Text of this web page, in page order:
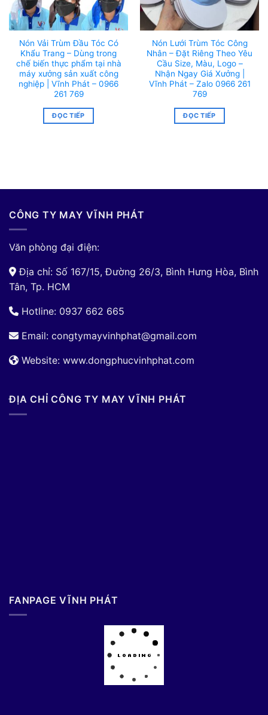
Nón Vải Trùm Đầu Tóc Có
Khẩu Trang – Dùng trong
chế biến thực phẩm tại nhà
máy xưởng sản xuất công
nghiệp | Vĩnh Phát – 0966
261 769
ĐỌC TIẾP
Nón Lưới Trùm Tóc Công
Nhân – Đặt Riêng Theo Yêu
Cầu Size, Màu, Logo –
Nhận Ngay Giá Xưởng |
Vĩnh Phát – Zalo 0966 261
769
ĐỌC TIẾP
CÔNG TY MAY VĨNH PHÁT
Văn phòng đại điện:
Địa chỉ: Số 167/15, Đường 26/3, Bình Hưng Hòa, Bình
Tân, Tp. HCM
Hotline: 0937 662 665
Email: congtymayvinhphat@gmail.com
Website: www.dongphucvinhphat.com
ĐỊA CHỈ CÔNG TY MAY VĨNH PHÁT
FANPAGE VĨNH PHÁT